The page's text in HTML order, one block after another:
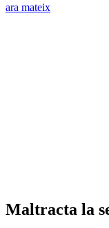
ara mateix
Maltracta la